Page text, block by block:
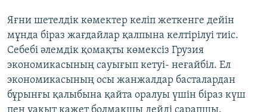
Яғни шетелдік көмектер келіп жеткенге дейін
мұнда біраз жағдайлар қалпына келтірілуі тиіс.
Себебі әлемдік қомақты көмексіз Грузия
экономикасының сауығып кетуі- неғайбіл. Ел
экономикасының осы жанжалдар басталардан
бұрынғы қалыбына қайта оралуы үшін біраз күш